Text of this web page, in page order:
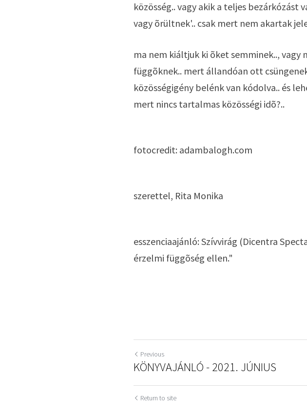
közösség.. vagy akik a teljes
vagy õrültnek'.. csak mert nem akartak
ma nem kiáltjuk ki õket semminek.., vagy
függõknek.. mert állandóan ott
közösségigény belénk van kódolva.. és
mert nincs tartalmas közösségi idõ?..
fotocredit: adambalogh.com
szerettel, Rita Monika
esszenciaajánló: Szívvirág (Dicentra
érzelmi függõség ellen."
Previous
KÖNYVAJÁNLÓ - 2021. JÚNIUS
Return to site